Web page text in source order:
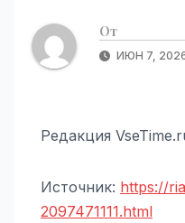
От
ИЮН 7,
Редакция
Источник: https://
2097471111.html